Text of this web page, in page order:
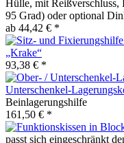
Hülle, mit Reißverschluss,
95 Grad) oder optional
ab 44,42 € *
„Krake“
93,38 € *
Unterschenkel-
Beinlagerungshilfe
161,50 € *
passt sich eingeschränkt